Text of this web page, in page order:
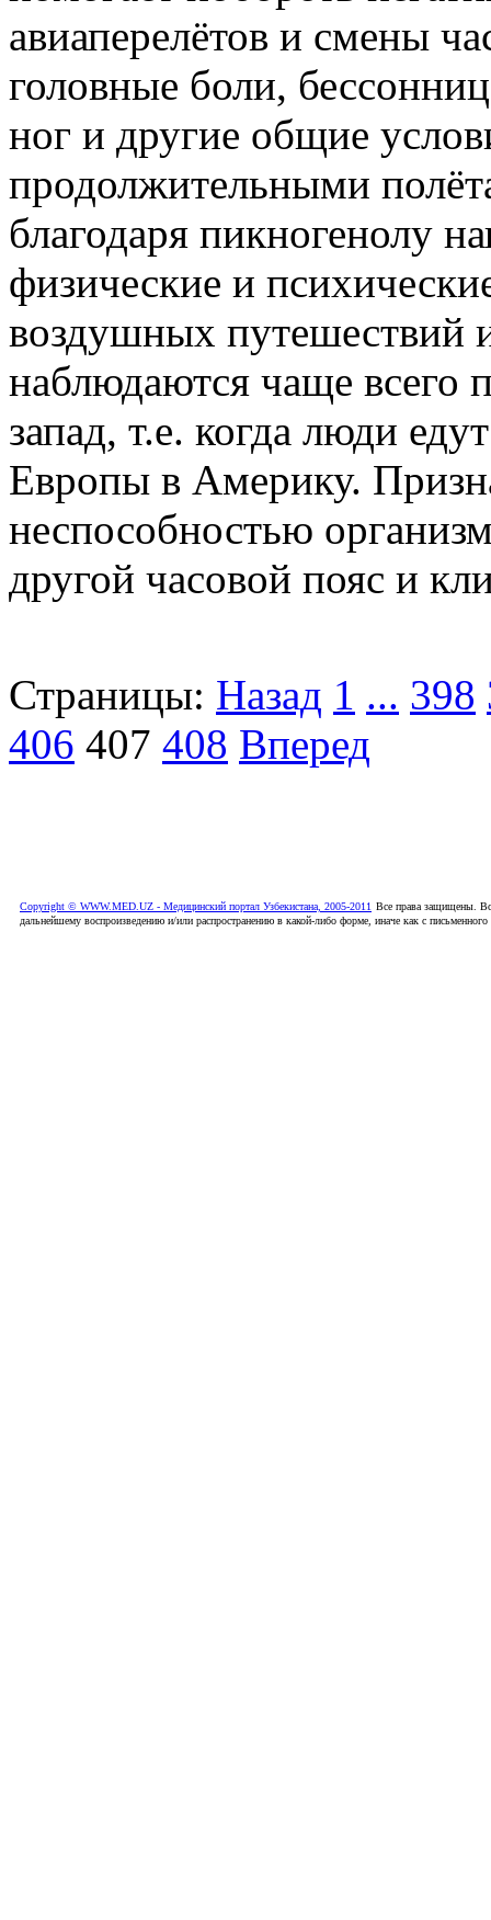
авиаперелётов и смены
головные боли,
ног и другие общие
продолжительными
благодаря пикногенолу
физические и
воздушных путешествий
наблюдаются чаще всего
запад, т.е. когда люди
Европы в Америку.
неспособностью
другой часовой пояс и
Страницы: Назад 1 ... 398
406 407 408 Вперед
Copyright © WWW.MED.UZ - Медицинский портал Узбекистана, 2005-2011 Все права защищены.
дальнейшему воспроизведению и/или распространению в какой-либо форме, иначе как с